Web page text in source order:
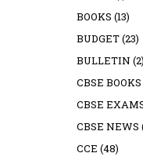
BOOKS (13)
BUDGET(23)
BULLETIN (2)
CBSE BOOKS
CBSE
CBSE NEWS
CCE (48)